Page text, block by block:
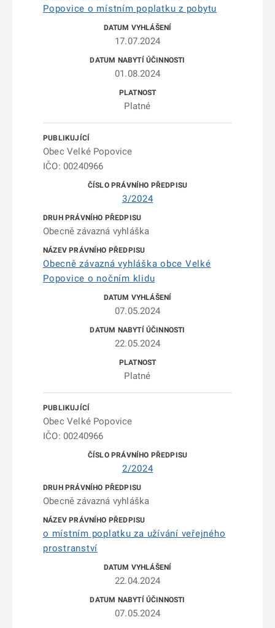
Popovice o místním poplatku z pobytu
17.07.2024
01.08.2024
Platné
Obec Velké Popovice
IČO: 00240966
3/2024
Obecně závazná vyhláška
Obecně závazná vyhláška obce Velké
Popovice o nočním klidu
07.05.2024
22.05.2024
Platné
Obec Velké Popovice
IČO: 00240966
2/2024
Obecně závazná vyhláška
o místním poplatku za užívání veřejného
prostranství
22.04.2024
07.05.2024